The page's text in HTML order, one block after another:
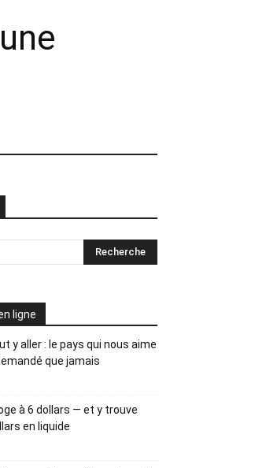
ligne
y aller : le pays qui nous aime
que jamais
à 6 dollars — et y trouve
en liquide